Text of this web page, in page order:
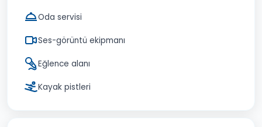
Oda servisi
Ses-görüntü ekipmanı
Eğlence alanı
Kayak pistleri